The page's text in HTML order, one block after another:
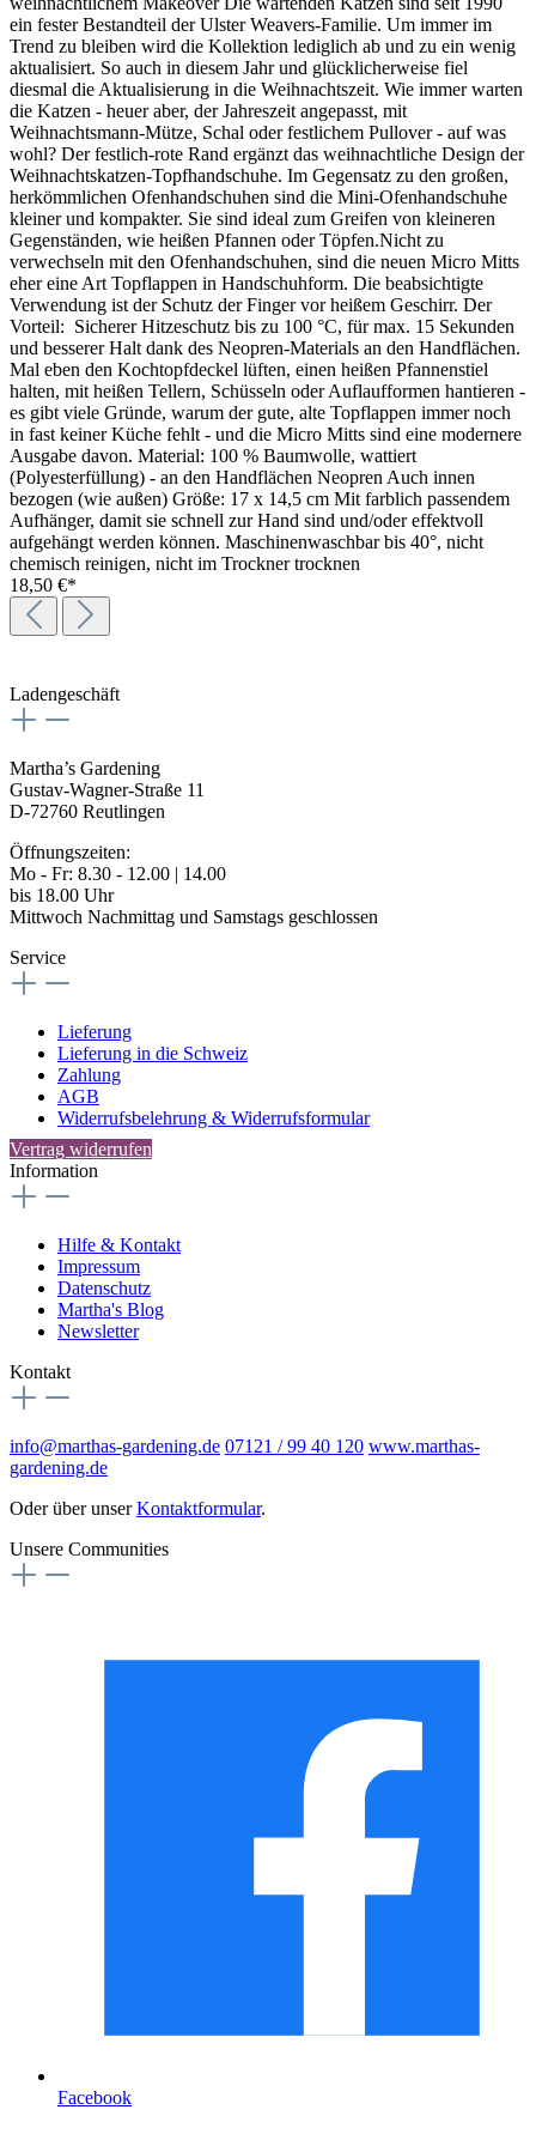
ein fester Bestandteil der Ulster Weavers-Familie. Um immer im
Trend zu bleiben wird die Kollektion lediglich ab und zu ein wenig
aktualisiert. So auch in diesem Jahr und glücklicherweise fiel
diesmal die Aktualisierung in die Weihnachtszeit. Wie immer warten
die Katzen - heuer aber, der Jahreszeit angepasst, mit
Weihnachtsmann-Mütze, Schal oder festlichem Pullover - auf was
wohl? Der festlich-rote Rand ergänzt das weihnachtliche Design der
Weihnachtskatzen-Topfhandschuhe. Im Gegensatz zu den großen,
herkömmlichen Ofenhandschuhen sind die Mini-Ofenhandschuhe
kleiner und kompakter. Sie sind ideal zum Greifen von kleineren
Gegenständen, wie heißen Pfannen oder Töpfen.Nicht zu
verwechseln mit den Ofenhandschuhen, sind die neuen Micro Mitts
eher eine Art Topflappen in Handschuhform. Die beabsichtigte
Verwendung ist der Schutz der Finger vor heißem Geschirr. Der
Vorteil: Sicherer Hitzeschutz bis zu 100 °C, für max. 15 Sekunden
und besserer Halt dank des Neopren-Materials an den Handflächen.
Mal eben den Kochtopfdeckel lüften, einen heißen Pfannenstiel
halten, mit heißen Tellern, Schüsseln oder Auflaufformen hantieren -
es gibt viele Gründe, warum der gute, alte Topflappen immer noch
in fast keiner Küche fehlt - und die Micro Mitts sind eine modernere
Ausgabe davon. Material: 100 % Baumwolle, wattiert
(Polyesterfüllung) - an den Handflächen Neopren Auch innen
bezogen (wie außen) Größe: 17 x 14,5 cm Mit farblich passendem
Aufhänger, damit sie schnell zur Hand sind und/oder effektvoll
aufgehängt werden können. Maschinenwaschbar bis 40°, nicht
chemisch reinigen, nicht im Trockner trocknen
18,50 €*
Ladengeschäft
Martha’s Gardening
Gustav-Wagner-Straße 11
D-72760 Reutlingen
Öffnungszeiten:
Mo - Fr: 8.30 - 12.00 | 14.00
bis 18.00 Uhr
Mittwoch Nachmittag und Samstags geschlossen
Service
Lieferung
Lieferung in die Schweiz
Zahlung
AGB
Widerrufsbelehrung & Widerrufsformular
Vertrag widerrufen
Information
Hilfe & Kontakt
Impressum
Datenschutz
Martha's Blog
Newsletter
Kontakt
info@marthas-gardening.de 07121 / 99 40 120 www.marthas-
gardening.de
Oder über unserKontaktformular.
Unsere Communities
Facebook